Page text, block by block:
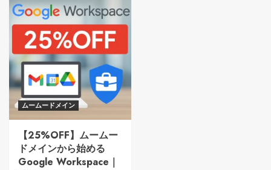
ムームードメイン
【25%OFF】ムームー
ドメインから始める
Google Workspace｜